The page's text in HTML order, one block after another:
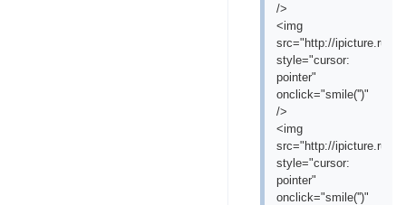
/>
<img
src="http://ipicture.ru/
style="cursor:
pointer"
onclick="smile('')"
/>
<img
src="http://ipicture.ru/
style="cursor:
pointer"
onclick="smile('')"